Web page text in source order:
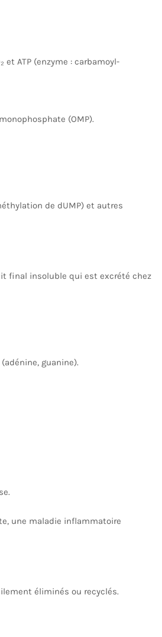
ATP (enzyme : carbamoyl-
(OMP).
de dUMP) et autres
final insoluble qui est excrété chez
guanine).
une maladie inflammatoire
éliminés ou recyclés.